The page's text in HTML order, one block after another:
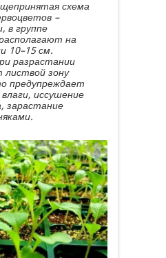
схема
–
в группе
на
10–15 см.
разрастании
листвой зону
предупреждает
иссушение
зарастание